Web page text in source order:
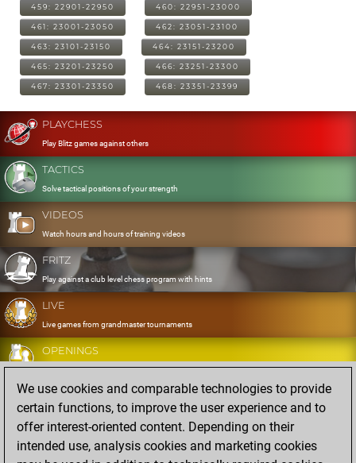
459: 22901-22950 460: 22951-23000
461: 23001-23050 462: 23051-23100
463: 23101-23150 464: 23151-23200
465: 23201-23250 466: 23251-23300
467: 23301-23350 468: 23351-23399
PLAYCHESS
Play Blitz games against others
TACTICS
Solve tactical positions of your strength
VIDEOS
Watch hours and hours of training videos
FRITZ
Play against a club level chess program with hints
LIVE
Live games from grandmaster tournaments
OPENINGS
Develop and exercise your openings
DATABASE
Eight million strong games
MYGAMES
Store and analyse your own games in the cloud
We use cookies and comparable technologies to provide
certain functions, to improve the user experience and to
offer interest-oriented content. Depending on their
intended use, analysis cookies and marketing cookies